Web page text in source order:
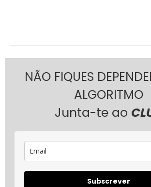
NÃO FIQUES
ALGORITMO
Junta-te ao
Subscrever